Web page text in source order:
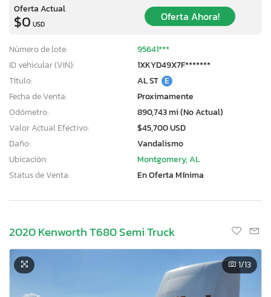
Oferta Actual
$0 USD
Oferta Ahora!
Número de lote:
95641***
ID vehicular (VIN):
1XKYD49X7F*******
Título:
AL ST E
Fecha de Venta:
Proximamente
Odómetro:
890,743 mi (No Actual)
Valor Actual Efectivo:
$45,700 USD
Daño:
Vandalismo
Ubicación:
Montgomery, AL
Status de Venta:
En Oferta Mínima
2020 Kenworth T680 Semi Truck
1/13